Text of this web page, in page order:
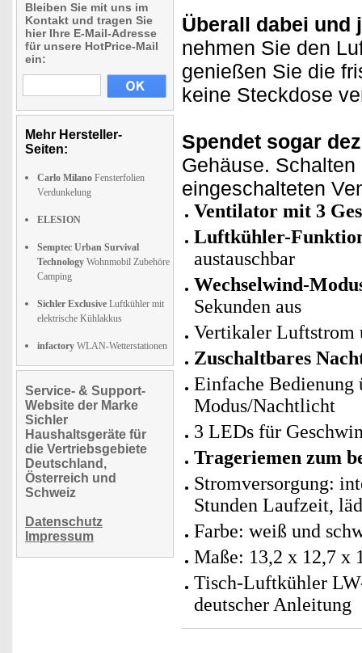
Bleiben Sie mit uns im
Kontakt und tragen Sie
hier Ihre E-Mail-Adresse
für unsere HotPrice-Mail
ein:
Mehr Hersteller-
Seiten:
Carlo Milano Fensterfolien
Verdunkelung
ELESION
Semptec Urban Survival
Technology Wohnmobil Zubehöre
Camping
Sichler Exclusive Luftkühler mit
elektrische Kühlakkus
infactory WLAN-Wetterstationen
Service- & Support-
Website der Marke
Sichler
Haushaltsgeräte für
die Vertriebsgebiete
Deutschland,
Österreich und
Schweiz
Datenschutz
Impressum
Überall dabei und
nehmen Sie den
genießen Sie die
keine Steckdose
Spendet sogar
Gehäuse.
eingeschalteten
Ventilator mit 3
Luftkühler-
austauschbar
Wechselwind-
Sekunden aus
Vertikaler Luftstrom
Zuschaltbares
Einfache Bedienung
Modus/Nachtlicht
3 LEDs für
Trageriemen zum
Stromversorgung:
Stunden Laufzeit,
Farbe: weiß und
Maße: 13,2 x 12,7 x
Tisch-Luftkühler
deutscher Anleitung